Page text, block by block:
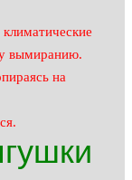
вымиранию.
на